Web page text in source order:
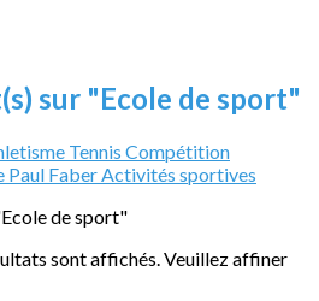
sur "Ecole de sport"
Tennis Compétition
Paul FaberActivités sportives
de sport"
sont affichés. Veuillez affiner